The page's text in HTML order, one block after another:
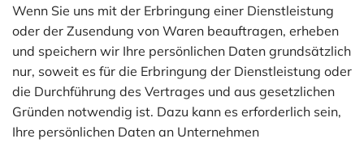
Wenn Sie uns mit der Erbringung einer Dienstleistung
oder der Zusendung von Waren beauftragen, erheben
und speichern wir Ihre persönlichen Daten grundsätzlich
nur, soweit es für die Erbringung der Dienstleistung oder
die Durchführung des Vertrages und aus gesetzlichen
Gründen notwendig ist. Dazu kann es erforderlich sein,
Ihre persönlichen Daten an Unternehmen